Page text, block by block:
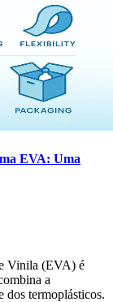
EVA: Uma
Vinila (EVA) é
a
dos termoplásticos.